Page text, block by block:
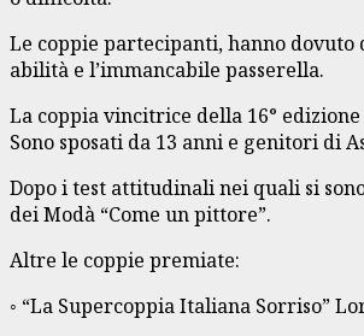
Le coppie partecipanti, hanno
abilità e l’immancabile passerella.
La coppia vincitrice della 16°
Sono sposati da 13 anni e genitori di
Dopo i test attitudinali nei quali si
dei Modà “Come un pittore”.
Altre le coppie premiate:
◦ “La Supercoppia Italiana Sorriso”